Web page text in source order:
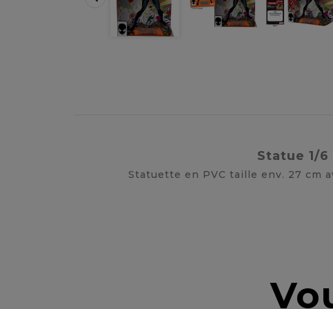
Statue 1/
Statuette en PVC taille env. 27 cm